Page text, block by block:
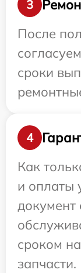
3
После
сроки
4
Как
и оплаты
документ
сроком
запчасти.